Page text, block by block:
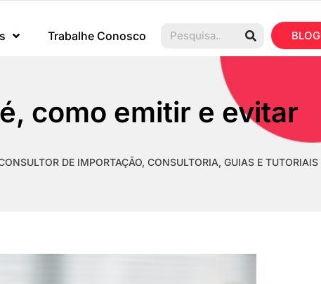
Trabalhe Conosco BLOG
como emitir e evitar
DE IMPORTAÇÃO, CONSULTORIA, GUIAS E TUTORIAIS